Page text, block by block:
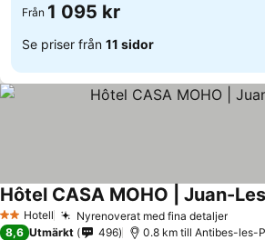
Från 1 095 kr
Se priser från 11 sidor
2 Stjärnor
Hotell Nyrenoverat med fina detaljer
Hôtel CASA MOHO | Juan-
8,6 Utmärkt 496 0.8 km till Antibes-les-